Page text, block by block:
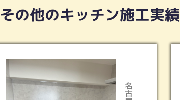
その他のキッチン施工実績